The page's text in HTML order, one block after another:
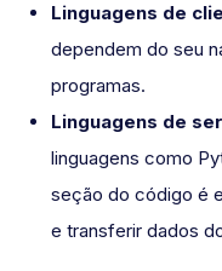
Linguagens de
dependem do seu
programas.
Linguagens de
linguagens como
seção do código é
e transferir dados